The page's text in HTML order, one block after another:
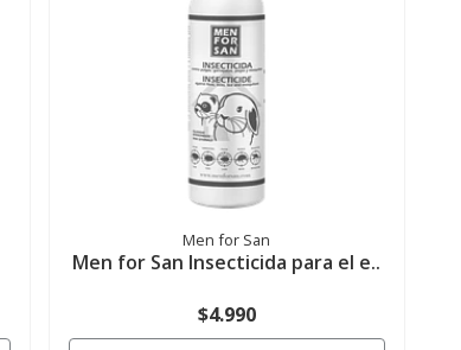
Men for San
Men for San Insecticida para el e..
$4.990